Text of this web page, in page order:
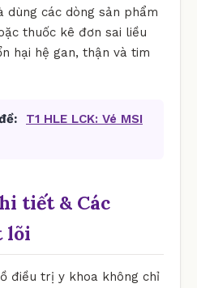
dùng các dòng sản phẩm
thuốc kê đơn sai liều
hại hệ gan, thận và tim
T1 HLE LCK: Vé MSI
tiết & Các
lõi
điều trị y khoa không chỉ